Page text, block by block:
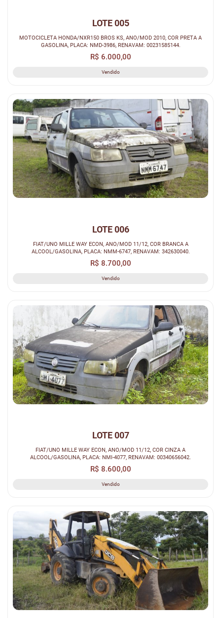
LOTE 005
MOTOCICLETA HONDA/NXR150 BROS KS, ANO/MOD 2010, COR PRETA A
GASOLINA, PLACA: NMD-3986, RENAVAM: 00231585144.
R$ 6.000,00
Vendido
LOTE 006
FIAT/UNO MILLE WAY ECON, ANO/MOD 11/12, COR BRANCA A
ALCOOL/GASOLINA, PLACA: NMM-6747, RENAVAM: 342630040.
R$ 8.700,00
Vendido
LOTE 007
FIAT/UNO MILLE WAY ECON, ANO/MOD 11/12, COR CINZA A
ALCOOL/GASOLINA, PLACA: NMI-4077, RENAVAM: 00340656042.
R$ 8.600,00
Vendido